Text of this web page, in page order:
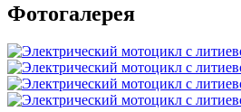
Фотогалерея